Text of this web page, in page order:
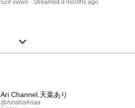
524 views Streamed 9 months ago
Ari Channel.天葉あり
@AmahaAriaa